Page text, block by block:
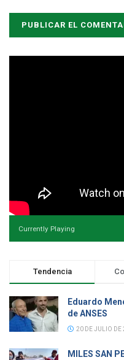
Currently Playing
Tendencia
Eduardo
de ANSES
20 DE JULIO DE
MILES SAN